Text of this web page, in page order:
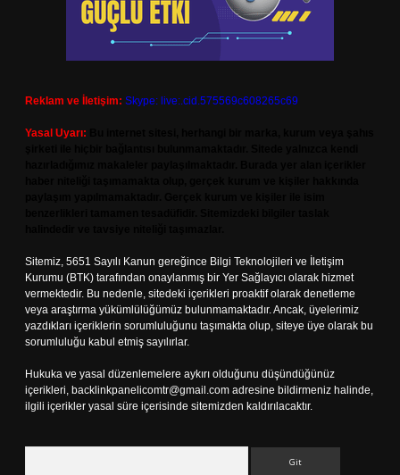
Reklam ve İletişim: Skype: live:.cid.575569c608265c69
Yasal Uyarı:
Sitemiz, 5651 Sayılı Kanun gereğince Bilgi Teknolojileri ve İletişim
Kurumu (BTK) tarafından onaylanmış bir Yer Sağlayıcı olarak hizmet
vermektedir. Bu nedenle, sitedeki içerikleri proaktif olarak denetleme
veya araştırma yükümlülüğümüz bulunmamaktadır. Ancak, üyelerimiz
yazdıkları içeriklerin sorumluluğunu taşımakta olup, siteye üye olarak bu
sorumluluğu kabul etmiş sayılırlar.
Hukuka ve yasal düzenlemelere aykırı olduğunu düşündüğünüz
içerikleri, backlinkpanelicomtr@gmail.com adresine bildirmeniz halinde,
ilgili içerikler yasal süre içerisinde sitemizden kaldırılacaktır.